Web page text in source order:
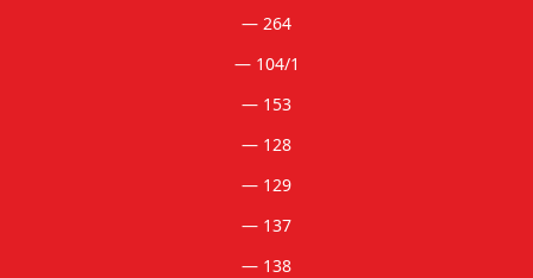
264
104/1
153
128
129
137
138